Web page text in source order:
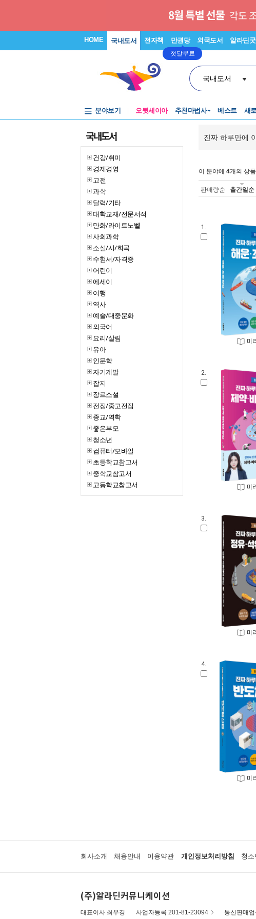
HOME 국내도서 전자책 만권당
첫달무료
외국도서 알라딘
국내도서
분야보기 오뒷세이아 추천마법사 베스트 새
국내도서
건강/취미
경제경영
고전
과학
달력/기타
대학교재/전문서적
만화/라이트노벨
사회과학
소설/시/희곡
수험서/자격증
어린이
에세이
여행
역사
예술/대중문화
외국어
요리/살림
유아
인문학
자기계발
잡지
장르소설
전집/중고전집
종교/역학
좋은부모
청소년
컴퓨터/모바일
초등학교참고서
중학교참고서
고등학교참고서
진짜 하루만에
이 분야에 4개의 상
판매량순 출간일순
1.
미
2.
미
3.
미
4.
미
회사소개 채용안내 이용약관 개인정보처리방침 청소
(주)알라딘커뮤니케이션
대표이사 최우경 사업자등록 201-81-23094 통신판매